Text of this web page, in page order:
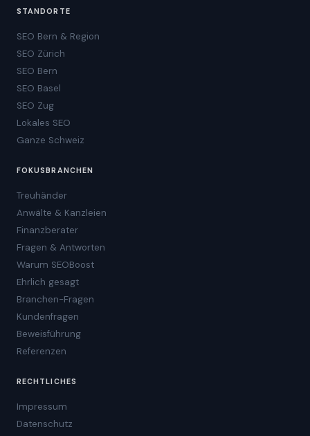
STANDORTE
SEO Bern & Region
SEO Zürich
SEO Bern
SEO Basel
SEO Zug
Lokales SEO
Ganze Schweiz
FOKUSBRANCHEN
Treuhänder
Anwälte & Kanzleien
Finanzberater
Fragen & Antworten
Warum SEOBoost
Ehrlich gesagt
Branchen-Fragen
Kundenfragen
Beweisführung
Referenzen
RECHTLICHES
Impressum
Datenschutz